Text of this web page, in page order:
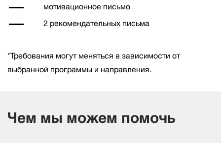
мотивационное письмо
2 рекомендательных письма
*Требования могут меняться в зависимости от
выбранной программы и направления.
Чем мы можем помочь